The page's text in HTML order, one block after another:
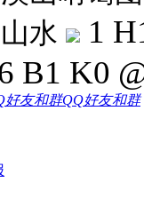
水
1
B1 K0
QQ好友和群